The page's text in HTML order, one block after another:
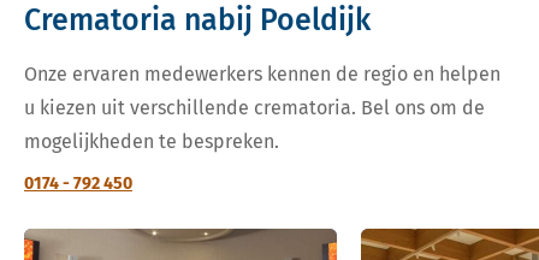
Crematoria nabij Poeldijk
Onze ervaren medewerkers kennen de regio en helpen
u kiezen uit verschillende crematoria. Bel ons om de
mogelijkheden te bespreken.
0174 - 792 450